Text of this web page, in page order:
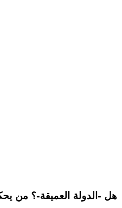
هل -الدولة العميقة-؟ من